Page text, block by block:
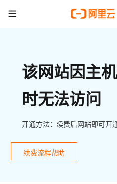
该网站因主
时无法访问
开通方法：续费后网站即可开
续费流程帮助